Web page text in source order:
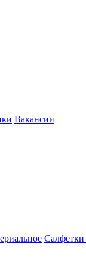
Вакансии
Салфетки